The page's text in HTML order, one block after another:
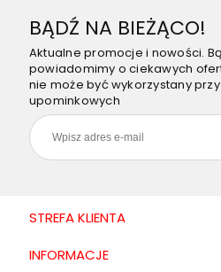
BĄDŹ NA BIEŻĄCO!
Aktualne promocje i nowości.
powiadomimy o ciekawych
nie może być wykorzystany
upominkowych
STREFA KLIENTA
INFORMACJE